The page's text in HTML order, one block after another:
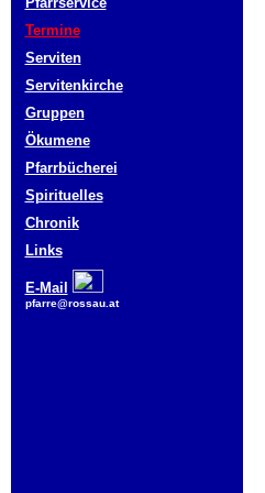
Termine
Serviten
Servitenkirche
Gruppen
Ökumene
Pfarrbücherei
Spirituelles
Chronik
Links
E-Mail
pfarre@rossau.at